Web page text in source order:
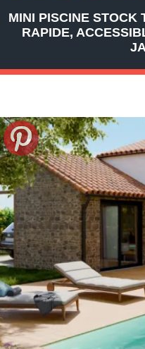
MINI PISCINE STOCK
RAPIDE,